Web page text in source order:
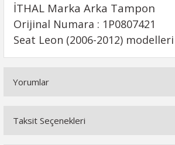
İTHAL Marka Arka Tampon
Orijinal Numara : 1P0807421
Seat Leon (2006-2012)
Yorumlar
Taksit Seçenekleri